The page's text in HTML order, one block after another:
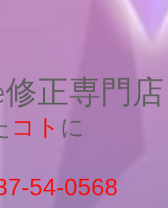
修正専門店
コト に
54-0568